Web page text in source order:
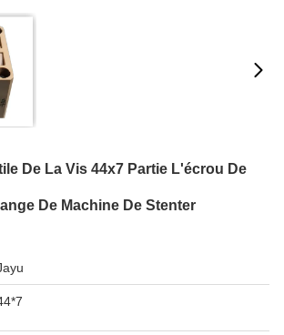
De La Vis 44x7 Partie L'écrou De
De Machine De Stenter